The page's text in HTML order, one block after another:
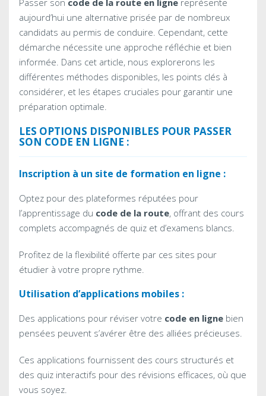
Passer son code de la route en ligne représente
aujourd’hui une alternative prisée par de nombreux
candidats au permis de conduire. Cependant, cette
démarche nécessite une approche réfléchie et bien
informée. Dans cet article, nous explorerons les
différentes méthodes disponibles, les points clés à
considérer, et les étapes cruciales pour garantir une
préparation optimale.
LES OPTIONS DISPONIBLES POUR PASSER
SON CODE EN LIGNE :
Inscription à un site de formation en ligne :
Optez pour des plateformes réputées pour
l’apprentissage du code de la route, offrant des cours
complets accompagnés de quiz et d’examens blancs.
Profitez de la flexibilité offerte par ces sites pour
étudier à votre propre rythme.
Utilisation d’applications mobiles :
Des applications pour réviser votre code en ligne bien
pensées peuvent s’avérer être des alliées précieuses.
Ces applications fournissent des cours structurés et
des quiz interactifs pour des révisions efficaces, où que
vous soyez.